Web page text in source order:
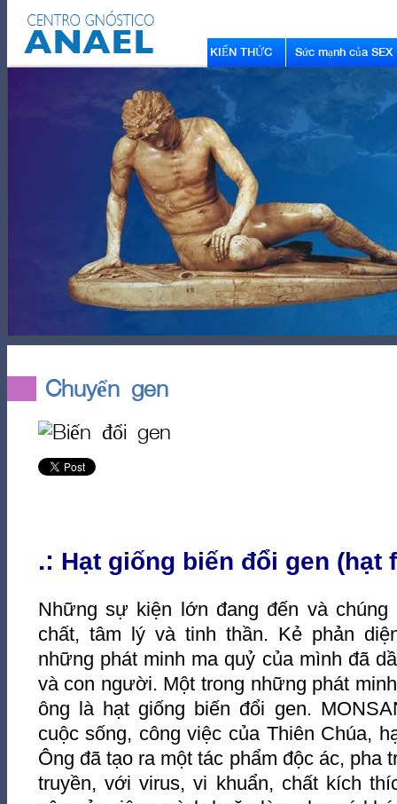
KIẾN THỨC Sức mạnh của SEX
Chuyển gen
.: Hạt giống biến đổi gen (hạt
Những sự kiện lớn đang đến và
chất, tâm lý và tinh thần. Kẻ phản
những phát minh ma quỷ của mình đã
và con người. Một trong những phát
ông là hạt giống biến đổi gen.
cuộc sống, công việc của Thiên Chúa,
Ông đã tạo ra một tác phẩm độc ác, pha
truyền, với virus, vi khuẩn, chất kích